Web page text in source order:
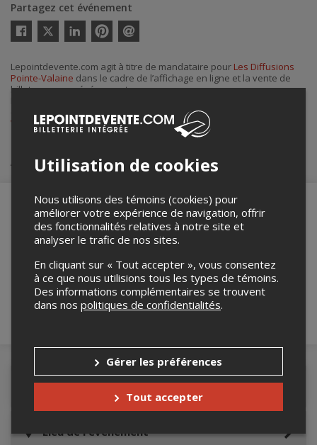
Partagez cet événement
Twitter
courriel
Lepointdevente.com agit à titre de mandataire pour Les Diffusions
Pointe-Valaine dans le cadre de l’affichage en ligne et la vente de
billets pour ses événements.
contacter l’organisateur de l’événement, Les Diffusions Pointe-
Valaine, àadjointe@pointevalaine.ca.
Achat de billets
Merci de confirmer que vous n'êtes pas un
Détails de l'événement
Lieu de l'événement
Utilisation de cookies
Nous utilisons des témoins (cookies) pour
améliorer votre expérience de navigation, offrir
des fonctionnalités relatives à notre site et
analyser le trafic de nos sites.
En cliquant sur « Tout accepter », vous consentez
à ce que nous utilisions tous les types de témoins.
Des informations complémentaires se trouvent
dans nos politiques de confidentialités.
Gérer les préférences
Tout accepter